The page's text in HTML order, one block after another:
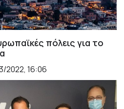
πόλεις για το
2022, 16:06